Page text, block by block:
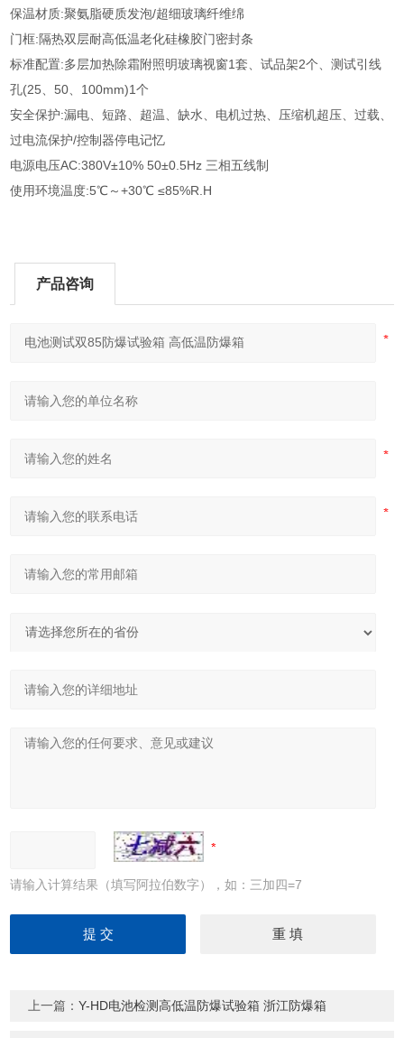
保温材质:聚氨脂硬质发泡/超细玻璃纤维绵
门框:隔热双层耐高低温老化硅橡胶门密封条
标准配置:多层加热除霜附照明玻璃视窗1套、试品架2个、测试引线
孔(25、50、100mm)1个
安全保护:漏电、短路、超温、缺水、电机过热、压缩机超压、过载、
过电流保护/控制器停电记忆
电源电压AC:380V±10% 50±0.5Hz 三相五线制
使用环境温度:5℃～+30℃ ≤85%R.H
产品咨询
请输入计算结果（填写阿拉伯数字），如：三加四=7
上一篇：Y-HD电池检测高低温防爆试验箱 浙江防爆箱